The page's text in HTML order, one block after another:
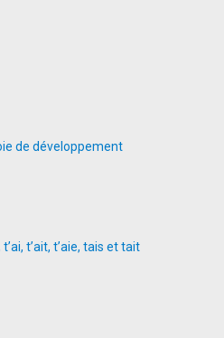
de développement
t’ai, t’ait, t’aie, tais et tait